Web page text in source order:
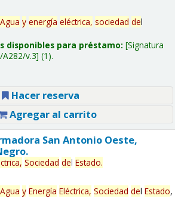
Agua y energía eléctrica, sociedad del
disponibles para préstamo: Signatura
A282/v.3 (1).
Hacer reserva
Agregar al carrito
San Antonio Oeste,
Sociedad del Estado.
Agua y Energía Eléctrica, Sociedad del Estado,